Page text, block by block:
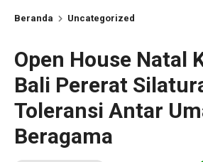
Beranda Uncategorized
Open House Natal
Bali Pererat
Toleransi Antar
Beragama